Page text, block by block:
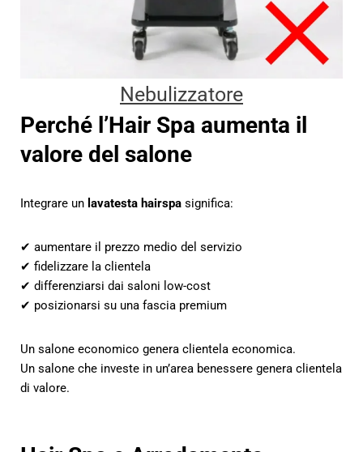
Nebulizzatore
Perché l’Hair Spa aumenta il
valore del salone
Integrare un lavatesta hairspa significa:
✔ aumentare il prezzo medio del servizio
✔ fidelizzare la clientela
✔ differenziarsi dai saloni low-cost
✔ posizionarsi su una fascia premium
Un salone economico genera clientela economica.
Un salone che investe in un’area benessere genera clientela
di valore.